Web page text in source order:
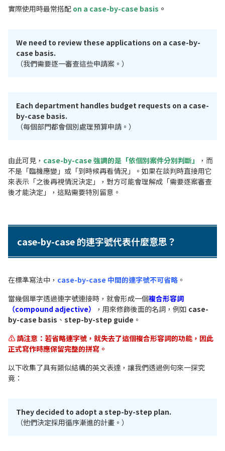
實際使用時最常搭配 on a case-by-case basis 。
We need to review these applications on a case-by-
case basis.
（我們需要逐一審查這些申請案。）
Each department handles budget requests on a case-
by-case basis.
（每個部門都會個別處理預算申請。）
由此可見， case-by-case 強調的是「依個別案件分別判斷」
，而
不是「臨機應變」或「到時候再看情況」。如果在談判時直接用它
來表示「之後再視情況決定」，對方可能會理解成「需要逐案審查
後才能決定」，這點需要特別留意。
case-by-case 的連字號代表什麼意思？
在標準寫法中， case-by-case 中間的連字號不可省略 。
當幾個單字透過連字號連接時，就會形成一個複合形容詞
（compound adjective）
，用來修飾後面的名詞，例如 case-
by-case basis 、 step-by-step guide 。
⚠️ 請注意：若省略連字號，就失去了這個複合形容詞的功能，因此
正式寫作時應保留完整的拼寫。
以下收集了具有類似結構的英文表達，讓我們透過例句來一探究
竟：
They decided to adopt a step-by-step plan.
（他們決定採用循序漸進的計畫。）